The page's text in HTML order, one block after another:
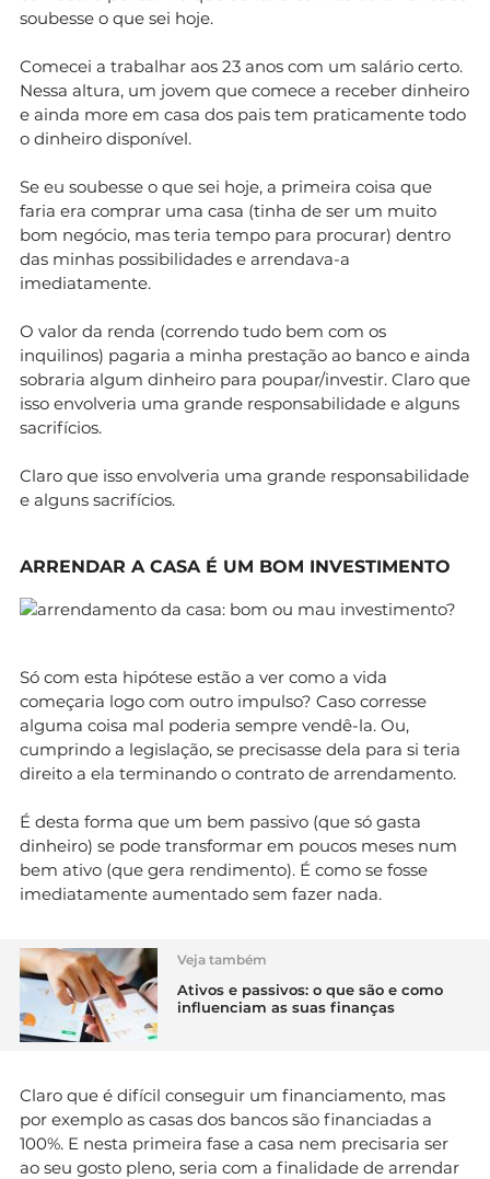
soubesse o que sei hoje.
Comecei a trabalhar aos 23 anos com um salário certo.
Nessa altura, um jovem que comece a receber dinheiro
e ainda more em casa dos pais tem praticamente todo
o dinheiro disponível.
Se eu soubesse o que sei hoje, a primeira coisa que
faria era comprar uma casa (tinha de ser um muito
bom negócio, mas teria tempo para procurar) dentro
das minhas possibilidades e arrendava-a
imediatamente.
O valor da renda (correndo tudo bem com os
inquilinos) pagaria a minha prestação ao banco e ainda
sobraria algum dinheiro para poupar/investir. Claro que
isso envolveria uma grande responsabilidade e alguns
sacrifícios.
Claro que isso envolveria uma grande responsabilidade
e alguns sacrifícios.
ARRENDAR A CASA É UM BOM INVESTIMENTO
Só com esta hipótese estão a ver como a vida
começaria logo com outro impulso? Caso corresse
alguma coisa mal poderia sempre vendê-la. Ou,
cumprindo a legislação, se precisasse dela para si teria
direito a ela terminando o contrato de arrendamento.
É desta forma que um bem passivo (que só gasta
dinheiro) se pode transformar em poucos meses num
bem ativo (que gera rendimento). É como se fosse
imediatamente aumentado sem fazer nada.
Veja também
Ativos e passivos: o que são e como
influenciam as suas finanças
Claro que é difícil conseguir um financiamento, mas
por exemplo as casas dos bancos são financiadas a
100%. E nesta primeira fase a casa nem precisaria ser
ao seu gosto pleno, seria com a finalidade de arrendar